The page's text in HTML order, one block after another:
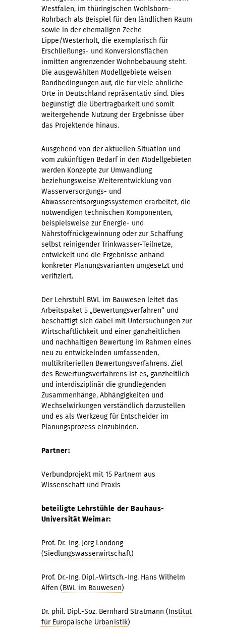
Westfalen, im thüringischen Wohlsborn-
Rohrbach als Beispiel für den ländlichen Raum
sowie in der ehemaligen Zeche
Lippe/Westerholt, die exemplarisch für
Erschließungs- und Konversionsflächen
inmitten angrenzender Wohnbebauung steht.
Die ausgewählten Modellgebiete weisen
Randbedingungen auf, die für viele ähnliche
Orte in Deutschland repräsentativ sind. Dies
begünstigt die Übertragbarkeit und somit
weitergehende Nutzung der Ergebnisse über
das Projektende hinaus.
Ausgehend von der aktuellen Situation und
vom zukünftigen Bedarf in den Modellgebieten
werden Konzepte zur Umwandlung
beziehungsweise Weiterentwicklung von
Wasserversorgungs- und
Abwasserentsorgungssystemen erarbeitet, die
notwendigen technischen Komponenten,
beispielsweise zur Energie- und
Nährstoffrückgewinnung oder zur Schaffung
selbst reinigender Trinkwasser-Teilnetze,
entwickelt und die Ergebnisse anhand
konkreter Planungsvarianten umgesetzt und
verifiziert.
Der Lehrstuhl BWL im Bauwesen leitet das
Arbeitspaket 5 „Bewertungsverfahren“ und
beschäftigt sich dabei mit Untersuchungen zur
Wirtschaftlichkeit und einer ganzheitlichen
und nachhaltigen Bewertung im Rahmen eines
neu zu entwickelnden umfassenden,
multikriteriellen Bewertungsverfahrens. Ziel
des Bewertungsverfahrens ist es, ganzheitlich
und interdisziplinär die grundlegenden
Zusammenhänge, Abhängigkeiten und
Wechselwirkungen verständlich darzustellen
und es als Werkzeug für Entscheider im
Planungsprozess einzubinden.
Partner:
Verbundprojekt mit 15 Partnern aus
Wissenschaft und Praxis
beteiligte Lehrstühle der Bauhaus-
Universität Weimar:
Prof. Dr.-Ing. Jörg Londong
(Siedlungswasserwirtschaft)
Prof. Dr.-Ing. Dipl.-Wirtsch.-Ing. Hans Wilhelm
Alfen (BWL im Bauwesen)
Dr. phil. Dipl.-Soz. Bernhard Stratmann (Institut
für Europäische Urbanistik)